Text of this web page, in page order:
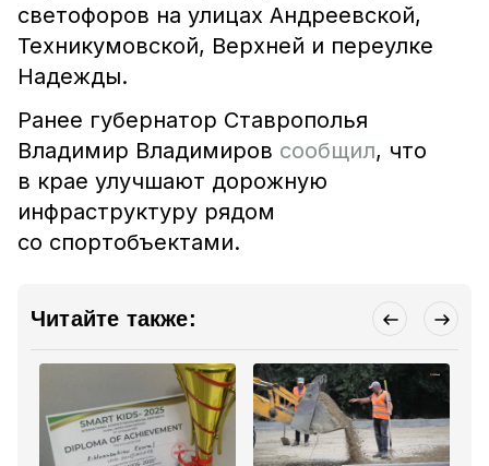
светофоров на улицах Андреевской,
Техникумовской, Верхней и переулке
Надежды.
Ранее губернатор Ставрополья
Владимир Владимиров сообщил, что
в крае улучшают дорожную
инфраструктуру рядом
со спортобъектами.
Читайте также: